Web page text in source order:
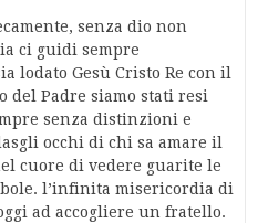
senza dio non
ci guidi sempre
lodato Gesù Cristo Re con il
del Padre siamo stati resi
senza distinzioni e
occhi di chi sa amare il
cuore di vedere guarite le
l’infinita misericordia di
ad accogliere un fratello.